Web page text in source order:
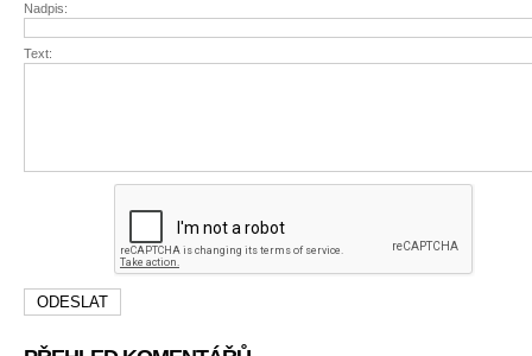
Nadpis:
Text: